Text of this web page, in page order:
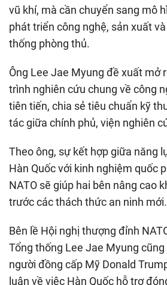
vũ khí, mà cần chuyển sang mô
phát triển công nghệ, sản xuất
thống phòng thủ.
Ông Lee Jae Myung đề xuất mở
trình nghiên cứu chung về công
tiên tiến, chia sẻ tiêu chuẩn kỹ
tác giữa chính phủ, viện nghiên
Theo ông, sự kết hợp giữa năng
Hàn Quốc với kinh nghiệm quốc
NATO sẽ giúp hai bên nâng cao
trước các thách thức an ninh mới.
Bên lề Hội nghị thượng đỉnh
Tổng thống Lee Jae Myung
người đồng cấp Mỹ Donald
luận về việc Hàn Quốc hỗ trợ